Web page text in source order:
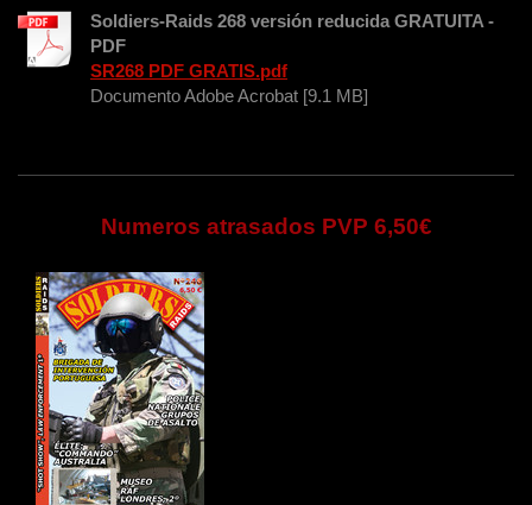
Soldiers-Raids 268 versión reducida GRATUITA -
PDF
SR268 PDF GRATIS.pdf
Documento Adobe Acrobat [9.1 MB]
Numeros atrasados PVP 6,50€